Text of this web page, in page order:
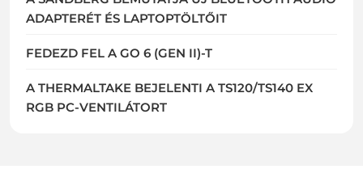
ADAPTERÉT ÉS LAPTOPTÖLTŐIT
FEDEZD FEL A GO 6 (GEN II)-T
A THERMALTAKE BEJELENTI A TS120/TS140 EX
RGB PC-VENTILÁTORT